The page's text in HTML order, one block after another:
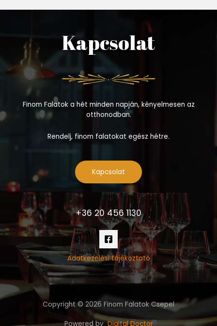
Kapcsolat
Finom Falatok a hét minden napján, kényelmesen az
otthonodban.
Rendelj, finom falatokat egész hétre.
Kapcsolat
+36 20 456 1130
Adatkezelési tájékoztató
Copyright © 2026 Finom Falatok Csepel
Powered byDigital Doctor